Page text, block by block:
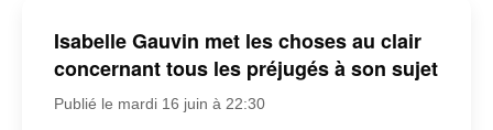
Isabelle Gauvin met les choses au clair
concernant tous les préjugés à son sujet
Publié le mardi 16 juin à 22:30